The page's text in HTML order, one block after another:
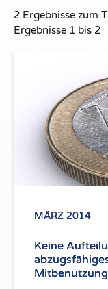
2 Ergebnisse zum
Ergebnisse 1 bis 2
MÄRZ 2014
Keine